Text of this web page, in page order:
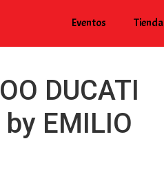
Eventos Tienda
DUCATI
EMILIO